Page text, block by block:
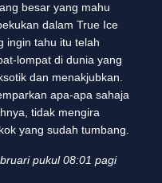
besar yang mahu
dalam True Ice
ingin tahu itu telah
lompat di dunia yang
dan menakjubkan.
apa-apa sahaja
tidak mengira
yang sudah tumbang.
pukul 08:01 pagi